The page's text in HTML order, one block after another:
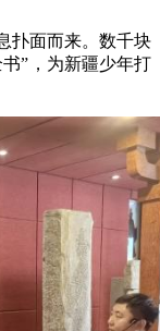
面而来。数千块
”，为新疆少年打